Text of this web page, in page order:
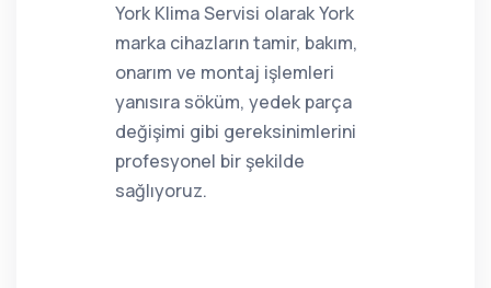
York Klima Servisi olarak York
marka cihazların tamir, bakım,
onarım ve montaj işlemleri
yanısıra söküm, yedek parça
değişimi gibi gereksinimlerini
profesyonel bir şekilde
sağlıyoruz.